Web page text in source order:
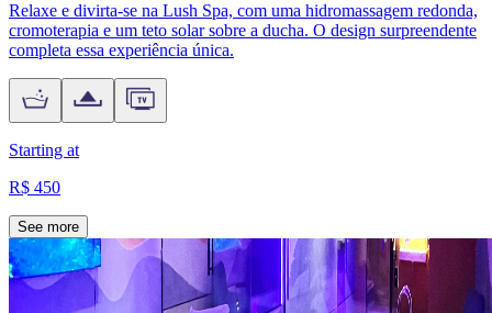
Relaxe e divirta-se na Lush Spa, com uma hidromassagem redonda,
cromoterapia e um teto solar sobre a ducha. O design surpreendente
completa essa experiência única.
Starting at
R$ 450
See more